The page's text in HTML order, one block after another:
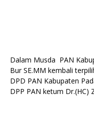
Dalam Musda PAN
Bur SE.MM kembali
DPD PAN Kabupaten
DPP PAN ketum Dr.(HC)